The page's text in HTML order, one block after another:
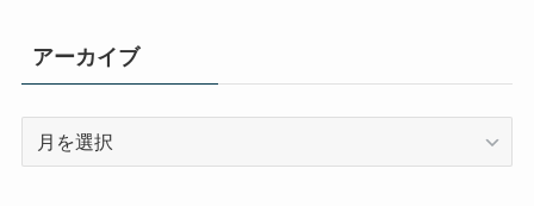
アーカイブ